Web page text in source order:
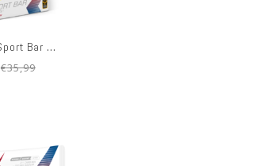
€25,19
€35,99
€24,91
€35,99
Etixx Energy Sport Bar Red Fruit 12x40g
€35,99